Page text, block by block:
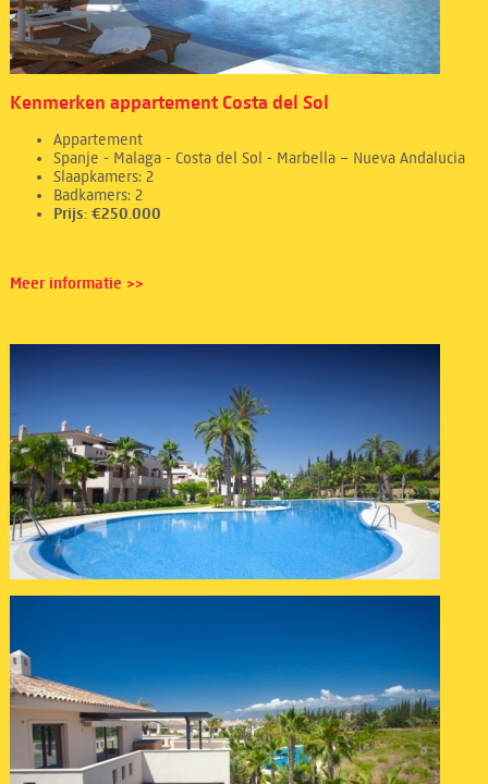
Kenmerken appartement Costa del Sol
Appartement
Spanje - Malaga - Costa del Sol - Marbella – Nueva Andalucia
Slaapkamers: 2
Badkamers: 2
Prijs: €250.000
Meer informatie >>